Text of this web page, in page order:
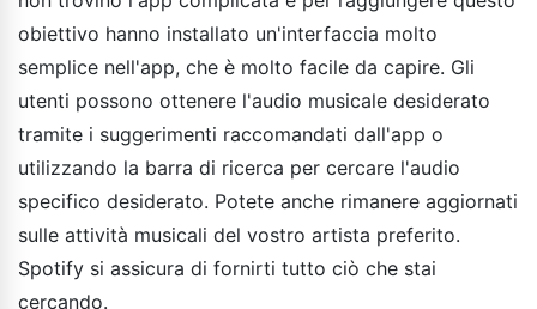
obiettivo hanno installato un'interfaccia molto
semplice nell'app, che è molto facile da capire. Gli
utenti possono ottenere l'audio musicale desiderato
tramite i suggerimenti raccomandati dall'app o
utilizzando la barra di ricerca per cercare l'audio
specifico desiderato. Potete anche rimanere aggiornati
sulle attività musicali del vostro artista preferito.
Spotify si assicura di fornirti tutto ciò che stai
cercando.